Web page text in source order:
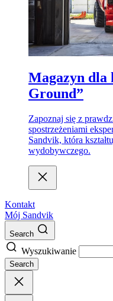
Magazyn dla
Ground”
Zapoznaj się z
spostrzeżeniami
Sandvik, która
wydobywczego.
Kontakt
Mój Sandvik
Search
Wyszukiwanie
Search